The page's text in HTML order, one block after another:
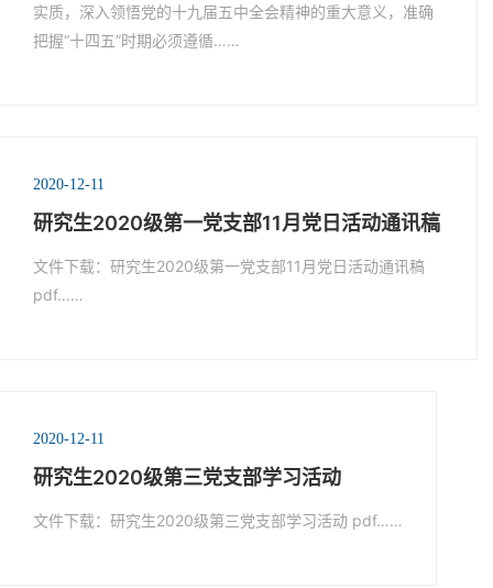
实质，深入领悟党的十九届五中全会精神的重大意义，准确
把握“十四五”时期必须遵循……
2020-12-11
研究生2020级第一党支部11月党日活动通讯稿
文件下载：研究生2020级第一党支部11月党日活动通讯稿
pdf……
2020-12-11
研究生2020级第三党支部学习活动
文件下载：研究生2020级第三党支部学习活动 pdf……